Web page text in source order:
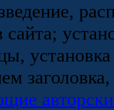
сайта;